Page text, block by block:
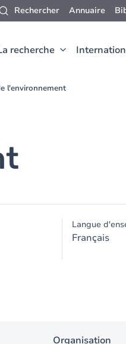
Rechercher Annuaire
recherche
l'environnement
Langue
Français
Organisation